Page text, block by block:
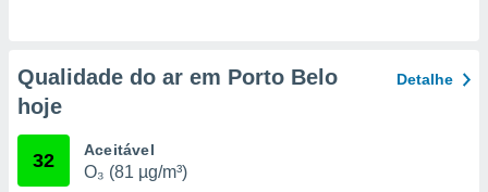
ou opor-
qualquer
em “
na
Qualidade do ar em Porto Belo
hoje
Detalhe
32 Aceitável
O₃ (81 µg/m³)